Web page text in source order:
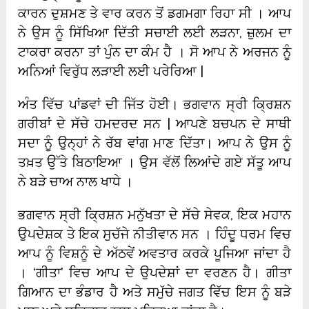
ਕਾਰਨ ਦੁਸ਼ਮਣ ਤੇ ਵਾਰ ਕਰਨ ਤੋਂ ਡਗਮਗਾ ਰਿਹਾ ਸੀ । ਆਪ
ਨੇ ਉਸ ਨੂੰ ਸਿੱਖਿਆ ਦਿੱਤੀ ਸਚਾਈ ਲਈ ਲੜਨਾ, ਜ਼ੁਲਮ ਦਾ
ਟਾਕਰਾ ਕਰਨਾ ਤਾਂ ਪੁੰਨ ਦਾ ਕੰਮ ਹੈ । ਸੋ ਆਪ ਨੇ ਅਰਜਨ ਨੂੰ
ਅਨਿਆਂ ਵਿਰੁੱਧ ਲੜਾਈ ਲਈ ਪਰੇਰਿਆ |
ਅੰਤ ਵਿੱਚ ਪਾਂਡਵਾਂ ਦੀ ਜਿੱਤ ਹੋਈ। ਭਗਵਾਨ ਸ੍ਰੀ ਕ੍ਰਿਸ਼ਨ
ਗਰੀਬਾਂ ਦੇ ਸੱਚੇ ਹਮਦਰਦ ਸਨ | ਆਪਣੇ ਬਚਪਨ ਦੇ ਸਾਥੀ
ਸਦਾ ਨੂੰ ਉਨ੍ਹਾਂ ਨੇ ਰੱਬ ਵਾਂਗ ਮਾਣ ਦਿੱਤਾ। ਆਪ ਨੇ ਉਸ ਨੂੰ
ਤਖ਼ਤ ਉੱਤੇ ਬਿਠਾਇਆ । ਉਸ ਵੱਲੋਂ ਲਿਆਂਦੇ ਗਏ ਸੱਤੂ ਆਪ
ਨੇ ਬੜੇ ਚਾਅ ਨਾਲ ਖਾਧੇ ।
ਭਗਵਾਨ ਸ੍ਰੀ ਕ੍ਰਿਸ਼ਨ ਮਨੁੱਖਤਾ ਦੇ ਸੱਚੇ ਸੇਵਕ, ਇਕ ਮਹਾਨ
ਉਪਦੇਸ਼ਕ ਤੇ ਇਕ ਸੁਚੱਜੇ ਨੀਤੀਵਾਨ ਸਨ । ਹਿੰਦੂ ਧਰਮ ਵਿਚ
ਆਪ ਨੂੰ ਵਿਸ਼ਨੂੰ ਦੇ ਅੱਠਵੇਂ ਅਵਤਾਰ ਕਰਕੇ ਪੂਜਿਆ ਜਾਂਦਾ ਹੈ
। ‘ਗੀਤਾ’ ਵਿਚ ਆਪ ਦੇ ਉਪਦੇਸ਼ਾਂ ਦਾ ਵਰਣਨ ਹੈ। ਗੀਤਾ
ਗਿਆਨ ਦਾ ਭੰਡਾਰ ਹੈ ਅਤੇ ਸਮੁੱਚੇ ਜਗਤ ਵਿੱਚ ਇਸ ਨੂੰ ਬੜੇ